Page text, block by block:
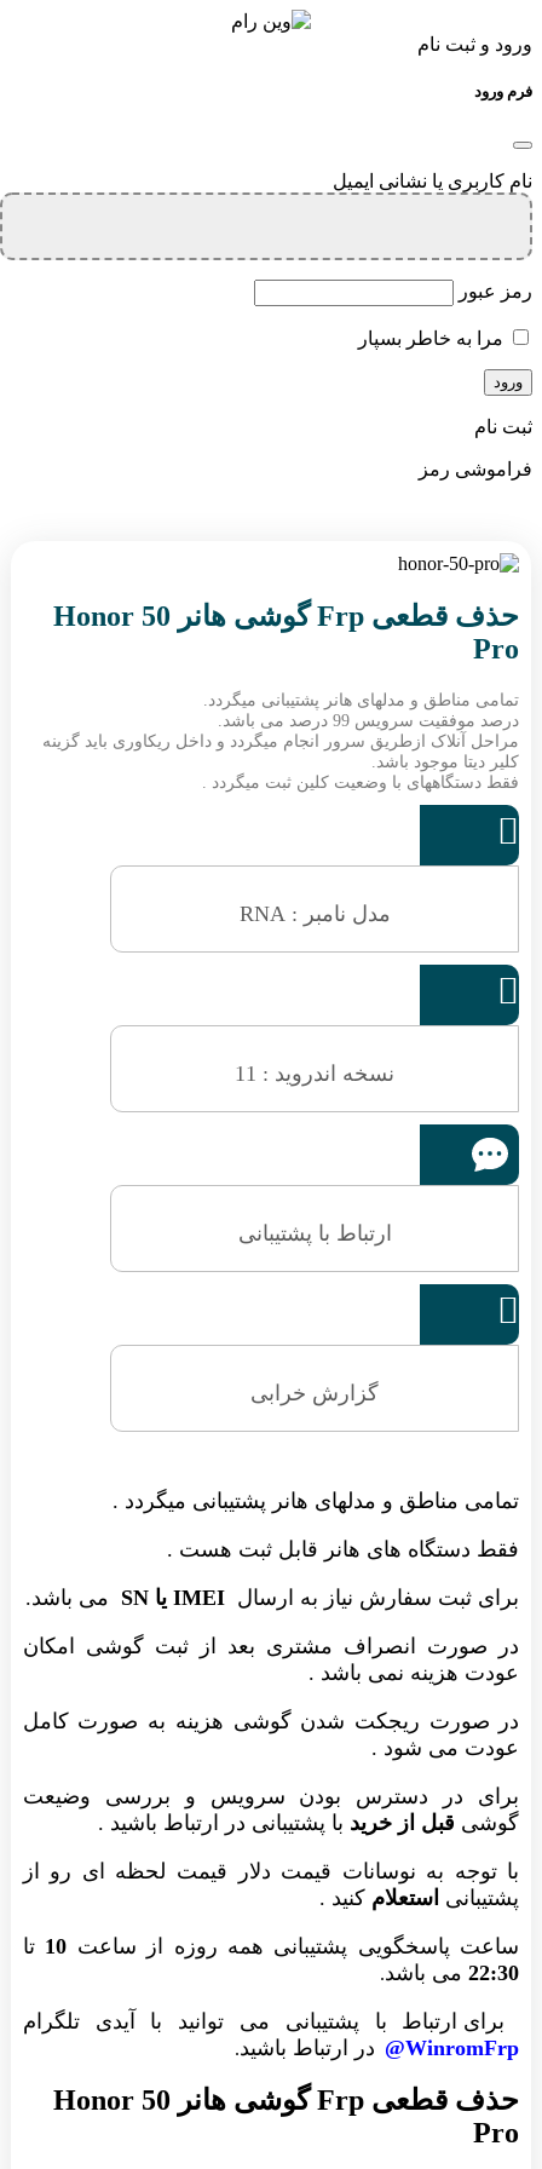
ورود و ثبت نام
فرم ورود
نام کاربری یا نشانی ایمیل
رمز عبور
مرا به خاطر بسپار
ثبت نام
فراموشی رمز
حذف قطعی Frp گوشی هانر Honor 50
Pro
تمامی مناطق و مدلهای هانر پشتیبانی میگردد.
درصد موفقیت سرویس 99 درصد می باشد.
مراحل آنلاک ازطریق سرور انجام میگردد و داخل ریکاوری باید گزینه
کلیر دیتا موجود باشد.
فقط دستگاههای با وضعیت کلین ثبت میگردد .

مدل نامبر : RNA

نسخه اندروید : 11
ارتباط با پشتیبانی

گزارش خرابی
تمامی مناطق و مدلهای هانر پشتیبانی میگردد .
فقط دستگاه های هانر قابل ثبت هست .
برای ثبت سفارش نیاز به ارسال IMEI یا SN
می باشد.
در صورت انصراف مشتری بعد از ثبت گوشی امکان
عودت هزینه نمی باشد .
در صورت ریجکت شدن گوشی هزینه به صورت کامل
عودت می شود .
برای در دسترس بودن سرویس و بررسی وضیعت
گوشی قبل از خرید با پشتیبانی در ارتباط باشید .
با توجه به نوسانات قیمت دلار قیمت لحظه ای رو از
پشتیبانی استعلام کنید .
ساعت پاسخگویی پشتیبانی همه روزه از ساعت 10 تا
22:30می باشد.
برای ارتباط با پشتیبانی می توانید با آیدی تلگرام
WinromFrp@
در ارتباط باشید.
حذف قطعی Frp گوشی هانر Honor 50
Pro